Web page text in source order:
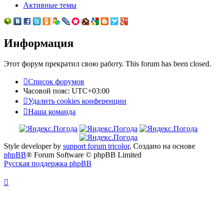
Активные темы
Информация
Этот форум прекратил свою работу. This forum has been closed.
Список форумов
Часовой пояс: UTC+03:00
Удалить cookies конференции
Наша команда
Style developer by support forum tricolor, Создано на основе
phpBB® Forum Software © phpBB Limited
Русская поддержка phpBB